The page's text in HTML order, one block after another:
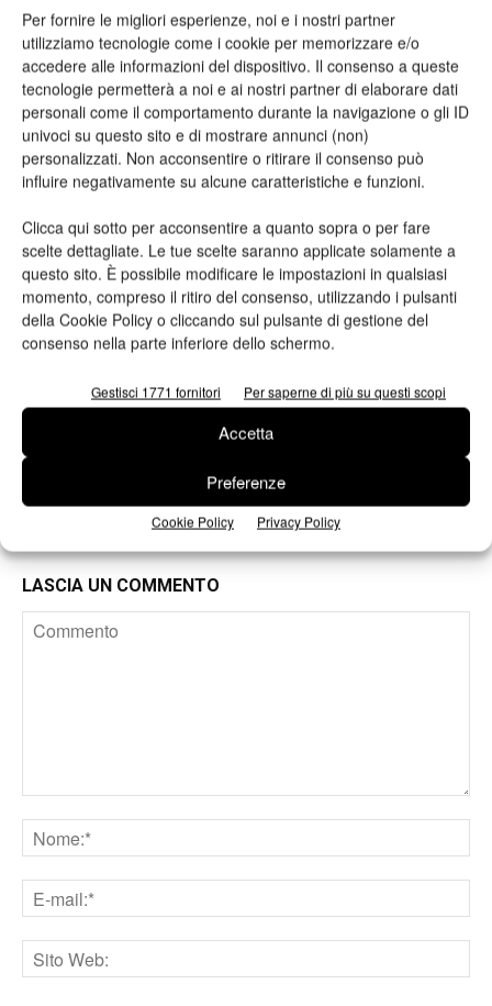
Per fornire le migliori esperienze, noi e i nostri partner
utilizziamo tecnologie come i cookie per memorizzare e/o
accedere alle informazioni del dispositivo. Il consenso a queste
tecnologie permetterà a noi e ai nostri partner di elaborare dati
personali come il comportamento durante la navigazione o gli ID
univoci su questo sito e di mostrare annunci (non)
personalizzati. Non acconsentire o ritirare il consenso può
influire negativamente su alcune caratteristiche e funzioni.
Clicca qui sotto per acconsentire a quanto sopra o per fare
scelte dettagliate. Le tue scelte saranno applicate solamente a
questo sito. È possibile modificare le impostazioni in qualsiasi
momento, compreso il ritiro del consenso, utilizzando i pulsanti
della Cookie Policy o cliccando sul pulsante di gestione del
consenso nella parte inferiore dello schermo.
Gestisci 1771 fornitori Per saperne di più su questi scopi
Accetta
Preferenze
Cookie Policy Privacy Policy
Le leve di Favini per la
sostenibilità: ricerca e
innovazione
Da Sappi nuova soluzione per
imballaggi cartacei
ARTICOLI CORRELATI ALTRO DALL'AUTORE
Viscom 2026 cambia volto: debutta il
nuovo format Exhibition & Conference
Assografici celebra 80 anni, a Milano
due giornate dedicate al futuro della
filiera grafica e cartotecnica
Heidelberg punta su packaging,
digitale e nuove tecnologie: approvata
LASCIA UN COMMENTO